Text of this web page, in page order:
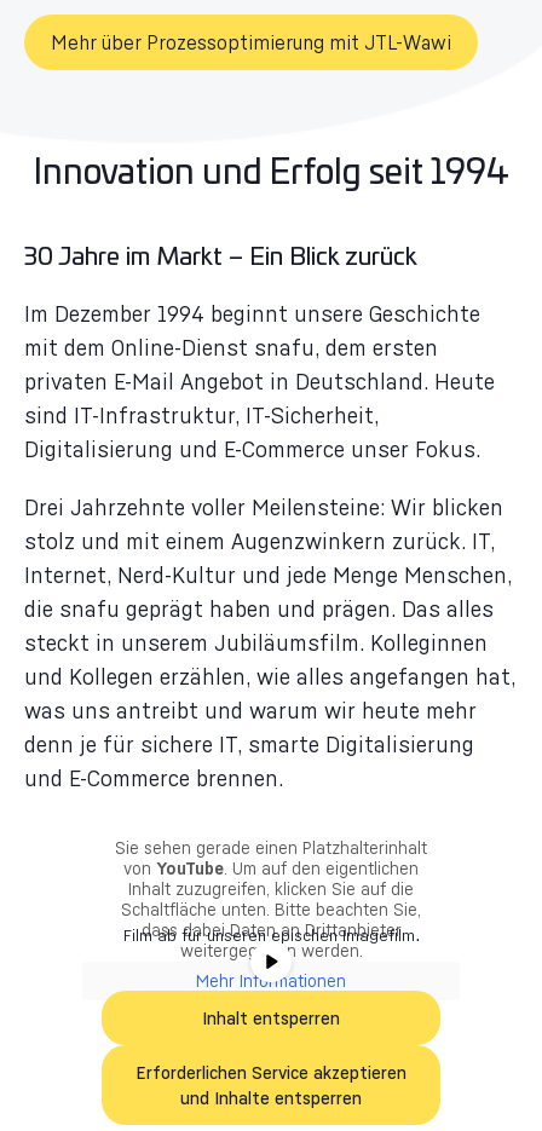
Mehr über Prozessoptimierung mit JTL-Wawi
Innovation und Erfolg seit 1994
30 Jahre im Markt – Ein Blick zurück
Im Dezember 1994 beginnt unsere Geschichte
mit dem Online-Dienst snafu, dem ersten
privaten E-Mail Angebot in Deutschland. Heute
sind IT-Infrastruktur, IT-Sicherheit,
Digitalisierung und E-Commerce unser Fokus.
Drei Jahrzehnte voller Meilensteine: Wir blicken
stolz und mit einem Augenzwinkern zurück. IT,
Internet, Nerd-Kultur und jede Menge Menschen,
die snafu geprägt haben und prägen. Das alles
steckt in unserem Jubiläumsfilm. Kolleginnen
und Kollegen erzählen, wie alles angefangen hat,
was uns antreibt und warum wir heute mehr
denn je für sichere IT, smarte Digitalisierung
und E-Commerce brennen.
Sie sehen gerade einen Platzhalterinhalt
von YouTube. Um auf den eigentlichen
Inhalt zuzugreifen, klicken Sie auf die
Schaltfläche unten. Bitte beachten Sie,
dass dabei Daten an Drittanbieter
weitergegeben werden.
Mehr Informationen
Inhalt entsperren
Erforderlichen Service akzeptieren
und Inhalte entsperren
Film ab für unseren epischen Imagefilm.